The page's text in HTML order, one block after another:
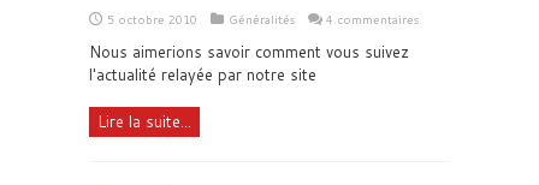
5 octobre 2010 Généralités 4 commentaires
Nous aimerions savoir comment vous suivez
l'actualité relayée par notre site
Lire la suite...